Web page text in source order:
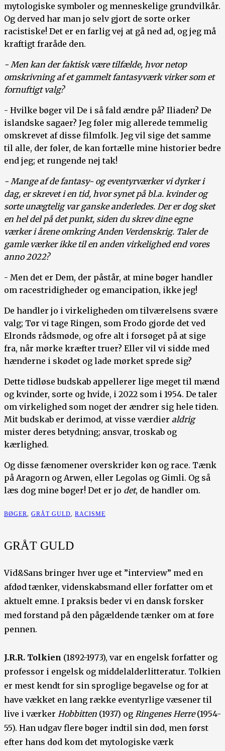
mytologiske symboler og menneskelige grundvilkår.
Og derved har man jo selv gjort de sorte orker
racistiske! Det er en farlig vej at gå ned ad, og jeg må
kraftigt fraråde den.
- Men kan der faktisk være tilfælde, hvor netop
omskrivning af et gammelt fantasyværk virker som et
fornuftigt valg?
- Hvilke bøger vil De i så fald ændre på? Iliaden? De
islandske sagaer? Jeg føler mig allerede temmelig
omskrevet af disse filmfolk. Jeg vil sige det samme
til alle, der føler, de kan fortælle mine historier bedre
end jeg; et rungende nej tak!
- Mange af de fantasy- og eventyrværker vi dyrker i
dag, er skrevet i en tid, hvor synet på bl.a. kvinder og
sorte unægtelig var ganske anderledes. Der er dog sket
en hel del på det punkt, siden du skrev dine egne
værker i årene omkring Anden Verdenskrig. Taler de
gamle værker ikke til en anden virkelighed end vores
anno 2022?
- Men det er Dem, der påstår, at mine bøger handler
om racestridigheder og emancipation, ikke jeg!
De handler jo i virkeligheden om tilværelsens svære
valg; Tør vi tage Ringen, som Frodo gjorde det ved
Elronds rådsmøde, og ofre alt i forsøget på at sige
fra, når mørke kræfter truer? Eller vil vi sidde med
hænderne i skødet og lade mørket sprede sig?
Dette tidløse budskab appellerer lige meget til mænd
og kvinder, sorte og hvide, i 2022 som i 1954. De taler
om virkelighed som noget der ændrer sig hele tiden.
Mit budskab er derimod, at visse værdier aldrig
mister deres betydning; ansvar, troskab og
kærlighed.
Og disse fænomener overskrider køn og race. Tænk
på Aragorn og Arwen, eller Legolas og Gimli. Og så
læs dog mine bøger! Det er jo det, de handler om.
BØGER GRÅT GULD RACISME
GRÅT GULD
Vid&Sans bringer hver uge et ”interview” med en
afdød tænker, videnskabsmand eller forfatter om et
aktuelt emne. I praksis beder vi en dansk forsker
med forstand på den pågældende tænker om at føre
pennen.
J.R.R. Tolkien (1892-1973), var en engelsk forfatter og
professor i engelsk og middelalderlitteratur. Tolkien
er mest kendt for sin sproglige begavelse og for at
have vækket en lang række eventyrlige væsener til
live i værker Hobbitten (1937) og Ringenes Herre(1954-
55). Han udgav flere bøger indtil sin død, men først
efter hans død kom det mytologiske værk